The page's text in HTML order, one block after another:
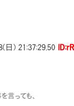
日) 21:37:29.50
ても、